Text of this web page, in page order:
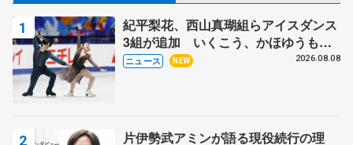
紀平梨花、西山真瑚組らアイスダンス
3組が追加 いくこう、かほゆうも、
木下グループ杯
ニュース NEW 2026.08.08
片伊勢武アミンが語る現役続行の理